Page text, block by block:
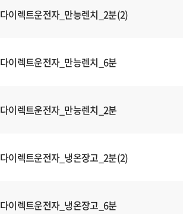
다이렉트운전자_만능렌치_2분(2)
다이렉트운전자_만능렌치_6분
다이렉트운전자_만능렌치_2분
다이렉트운전자_냉온장고_2분(2)
다이렉트운전자_냉온장고_6분